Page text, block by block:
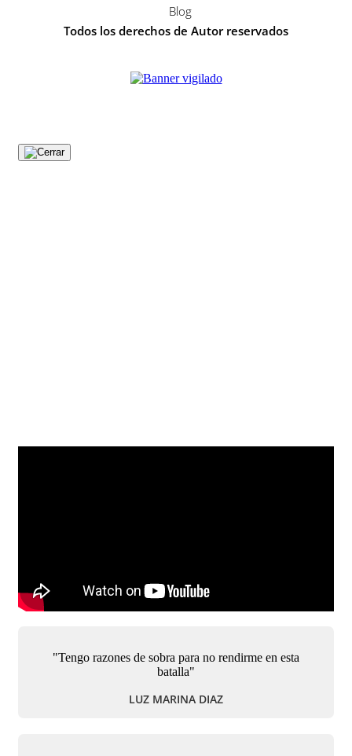
Blog
Todos los derechos de Autor reservados
"Tengo razones de sobra para no rendirme en esta
batalla"
LUZ MARINA DIAZ